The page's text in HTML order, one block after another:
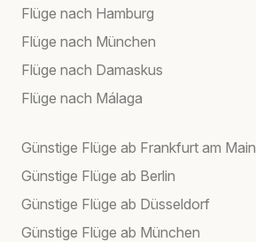
Flüge nach Hamburg
Flüge nach München
Flüge nach Damaskus
Flüge nach Málaga
Günstige Flüge ab Frankfurt am Main
Günstige Flüge ab Berlin
Günstige Flüge ab Düsseldorf
Günstige Flüge ab München